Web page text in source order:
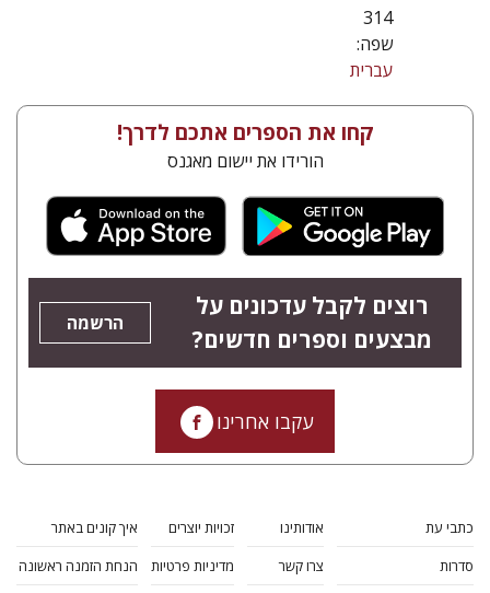
314
שפה:
עברית
קחו את הספרים אתכם לדרך!
הורידו את יישום מאגנס
רוצים לקבל עדכונים על
מבצעים וספרים חדשים?
הרשמה
עקבו אחרינו
כתבי עת
סדרות
אודותינו
צרו קשר
זכויות יוצרים
מדיניות פרטיות
איך קונים באתר
הנחת הזמנה ראשונה